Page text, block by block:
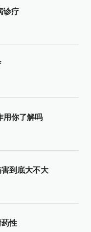
诊疗
用你了解吗
到底大不大
性